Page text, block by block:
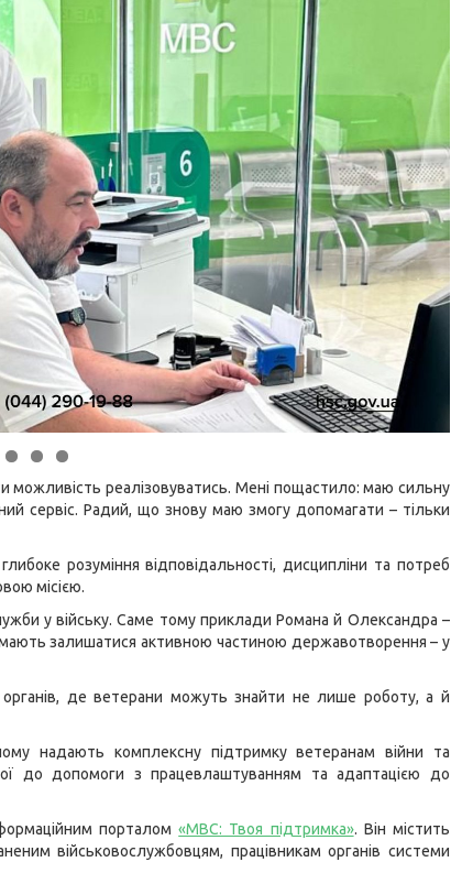
можливість реалізовуватись. Мені пощастило: маю сильну
сервіс. Радий, що знову маю змогу допомагати – тільки
розуміння відповідальності, дисципліни та потреб
місією.
у війську. Саме тому приклади Романа й Олександра –
залишатися активною частиною державотворення – у
де ветерани можуть знайти не лише роботу, а й
надають комплексну підтримку ветеранам війни та
до допомоги з працевлаштуванням та адаптацією до
порталом«МВС: Твоя підтримка». Він містить
військовослужбовцям, працівникам органів системи